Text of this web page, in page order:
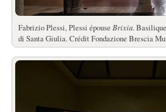
Fabrizio Plessi, Plessi épouse Brixia.
di Santa Giulia. Crédit Fondazione Brescia